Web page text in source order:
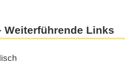
Weiterführende Links